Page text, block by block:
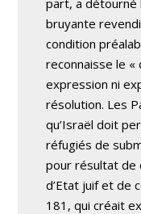
part, a détourné
bruyante
condition
reconnaisse le
expression ni
résolution. Les
qu’Israël doit
réfugiés de
pour résultat
d’Etat juif et de
181, qui créait